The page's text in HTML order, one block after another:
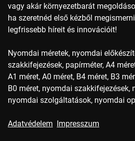
vagy akár környezetbarát
ha szeretnéd első kézből
legfrissebb híreit és innovációit!
Nyomdai méretek, nyomdai
szakkifejezések, papírméter, A4
A1 méret, A0 méret, B4 méret, B3
B0 méret, nyomdai szakkifejezések,
nyomdai szolgáltatások, nyomdai
Adatvédelem Impresszum